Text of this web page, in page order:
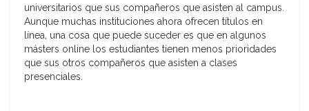
universitarios que sus compañeros que asisten al campus.
Aunque muchas instituciones ahora ofrecen títulos en
línea, una cosa que puede suceder es que en algunos
másters online los estudiantes tienen menos prioridades
que sus otros compañeros que asisten a clases
presenciales.